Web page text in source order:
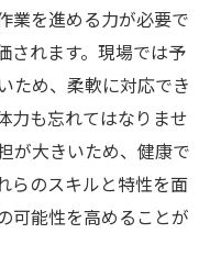
業を進める力が必要で
されます。現場では予
ため、柔軟に対応でき
力も忘れてはなりませ
が大きいため、健康で
らのスキルと特性を面
可能性を高めることが